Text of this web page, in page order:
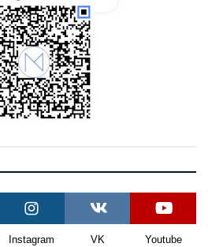
Instagram VK Youtube